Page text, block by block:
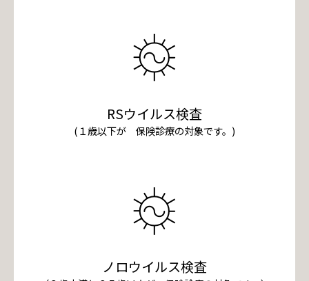
RSウイルス検査
(１歳以下が 保険診療の対象です。)
ノロウイルス検査